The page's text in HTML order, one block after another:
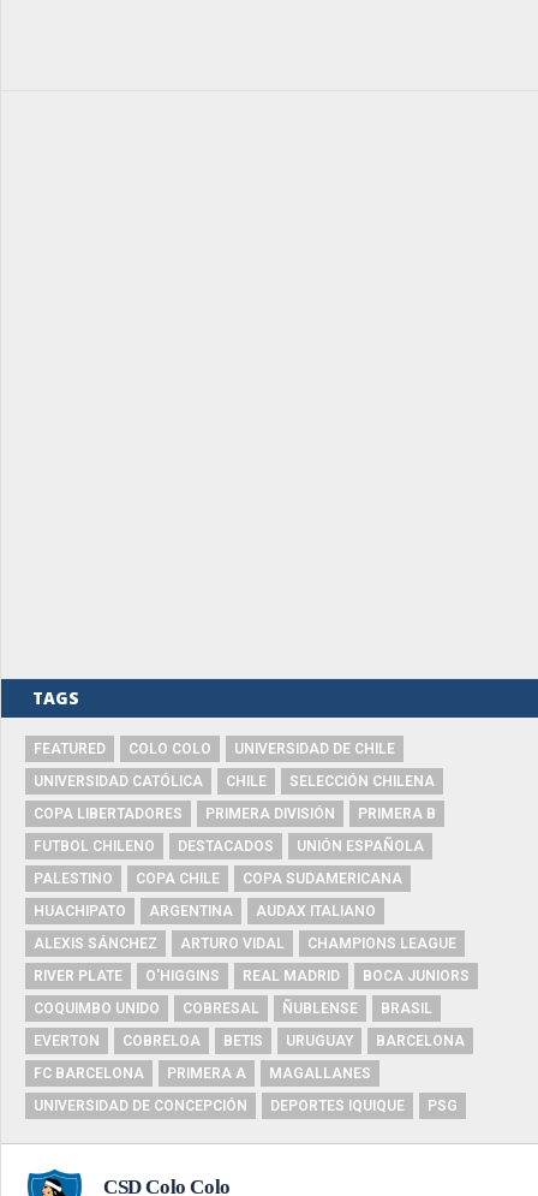
TAGS
FEATURED COLO COLO
UNIVERSIDAD DE CHILE
UNIVERSIDAD CATÓLICA
CHILE
SELECCIÓN CHILENA
COPA LIBERTADORES
PRIMERA DIVISIÓN
PRIMERA B
FUTBOL CHILENO
DESTACADOS
UNIÓN ESPAÑOLA
PALESTINO
COPA CHILE
COPA SUDAMERICANA
HUACHIPATO
ARGENTINA
AUDAX ITALIANO
ALEXIS SÁNCHEZ
ARTURO VIDAL
CHAMPIONS LEAGUE
RIVER PLATE
O'HIGGINS REAL MADRID
BOCA JUNIORS
COQUIMBO UNIDO
COBRESAL ÑUBLENSE
BRASIL
EVERTON
COBRELOA BETIS URUGUAY
BARCELONA
FC BARCELONA
PRIMERA A
MAGALLANES
UNIVERSIDAD DE CONCEPCIÓN
DEPORTES IQUIQUE PSG